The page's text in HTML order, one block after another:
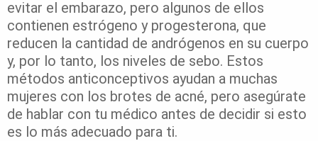
evitar el embarazo, pero algunos de ellos
contienen estrógeno y progesterona, que
reducen la cantidad de andrógenos en su cuerpo
y, por lo tanto, los niveles de sebo. Estos
métodos anticonceptivos ayudan a muchas
mujeres con los brotes de acné, pero asegúrate
de hablar con tu médico antes de decidir si esto
es lo más adecuado para ti.